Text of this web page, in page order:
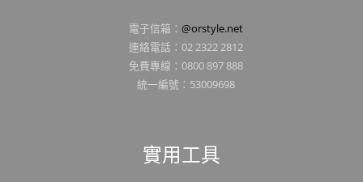
電子信箱： @orstyle.net
連絡電話：02 2322 2812
免費專線：0800 897 888
統一編號：53009698
實用工具